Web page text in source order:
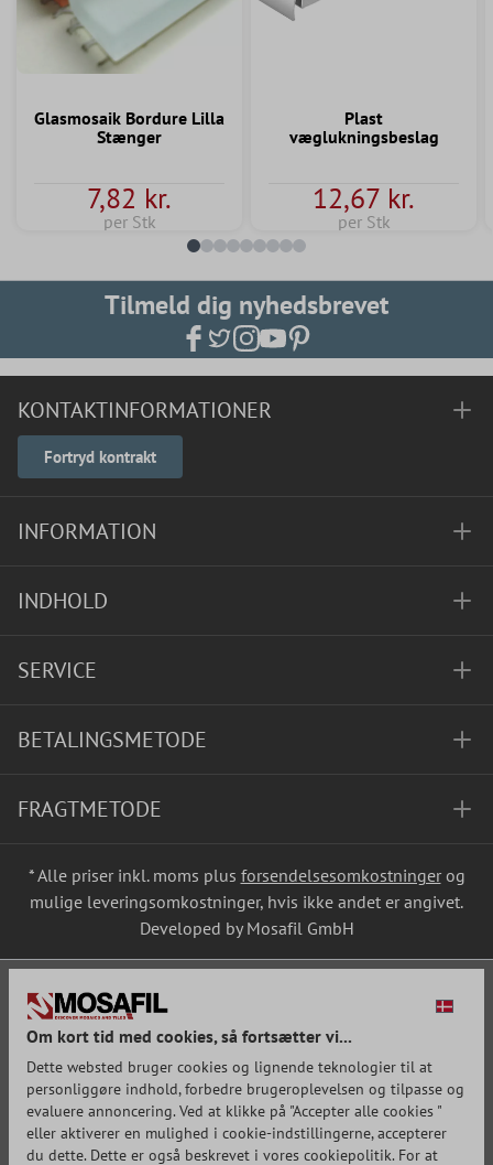
Glasmosaik Bordure Lilla
Stænger
7,82 kr.
per Stk
Plast
væglukningsbeslag
12,67 kr.
per Stk
Tilmeld dig nyhedsbrevet
KONTAKTINFORMATIONER
Fortryd kontrakt
INFORMATION
INDHOLD
SERVICE
BETALINGSMETODE
FRAGTMETODE
* Alle priser inkl. moms plus forsendelsesomkostningerog
mulige leveringsomkostninger, hvis ikke andet er angivet.
Developed by Mosafil GmbH
Om kort tid med cookies, så fortsætter vi...
Dette websted bruger cookies og lignende teknologier til at
personliggøre indhold, forbedre brugeroplevelsen og tilpasse og
evaluere annoncering. Ved at klikke på "Accepter alle cookies "
eller aktiverer en mulighed i cookie-indstillingerne, accepterer
du dette. Dette er også beskrevet i vores cookiepolitik. For at